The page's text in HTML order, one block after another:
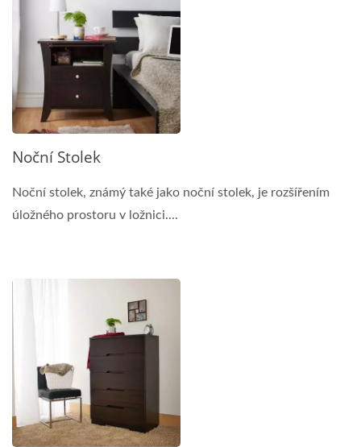
Noční Stolek
Noční stolek, známý také jako noční stolek, je rozšířením
úložného prostoru v ložnici....